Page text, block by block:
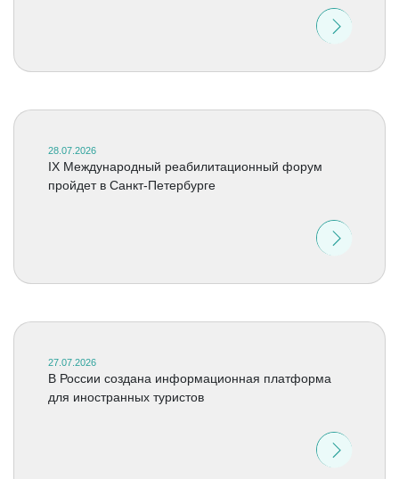
28.07.2026
IX Международный реабилитационный форум
пройдет в Санкт-Петербурге
27.07.2026
В России создана информационная платформа
для иностранных туристов